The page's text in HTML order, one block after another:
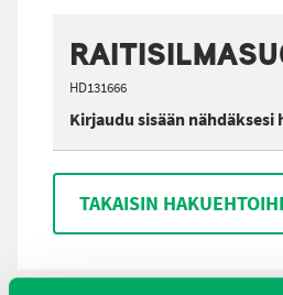
HD131666
Kirjaudu sisään nähdäksesi
TAKAISIN